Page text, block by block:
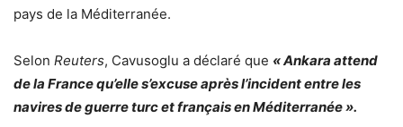
pays de la Méditerranée.
Selon Reuters, Cavusoglu a déclaré que « Ankara attend
de la France qu’elle s’excuse après l’incident entre les
navires de guerre turc et français en Méditerranée ».